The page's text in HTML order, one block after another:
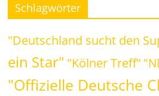
Schlagwörter
"Deutschland sucht den
ein Star" "Kölner Treff"
"Offizielle Deutsche